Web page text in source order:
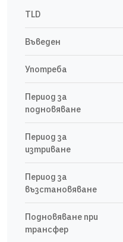
TLD
Въведен
Употреба
Период за
подновяване
Период за
изтриване
Период за
възстановяване
Подновяване при
трансфер